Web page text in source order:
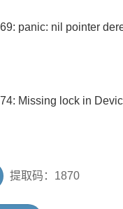
panic: nil pointer
Missing lock in
提取码：1870